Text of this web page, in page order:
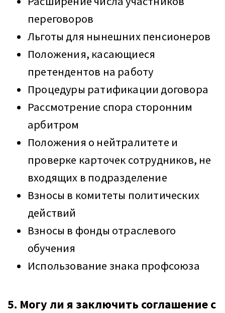
переговоров
Льготы для нынешних пенсионеров
Положения, касающиеся
претендентов на работу
Процедуры ратификации договора
Рассмотрение спора сторонним
арбитром
Положения о нейтралитете и
проверке карточек сотрудников, не
входящих в подразделение
Взносы в комитеты политических
действий
Взносы в фонды отраслевого
обучения
Использование знака профсоюза
5. Могу ли я заключить соглашение с